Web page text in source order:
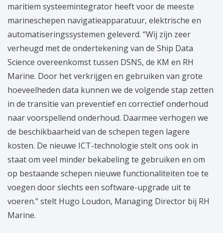
maritiem systeemintegrator heeft voor de meeste
marineschepen navigatieapparatuur, elektrische en
automatiseringssystemen geleverd. “Wij zijn zeer
verheugd met de ondertekening van de Ship Data
Science overeenkomst tussen DSNS, de KM en RH
Marine. Door het verkrijgen en gebruiken van grote
hoeveelheden data kunnen we de volgende stap zetten
in de transitie van preventief en correctief onderhoud
naar voorspellend onderhoud. Daarmee verhogen we
de beschikbaarheid van de schepen tegen lagere
kosten. De nieuwe ICT-technologie stelt ons ook in
staat om veel minder bekabeling te gebruiken en om
op bestaande schepen nieuwe functionaliteiten toe te
voegen door slechts een software-upgrade uit te
voeren.” stelt Hugo Loudon, Managing Director bij RH
Marine.